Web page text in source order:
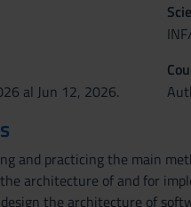
al Jun 12, 2026.
and practicing the main
architecture of and for
the architecture of